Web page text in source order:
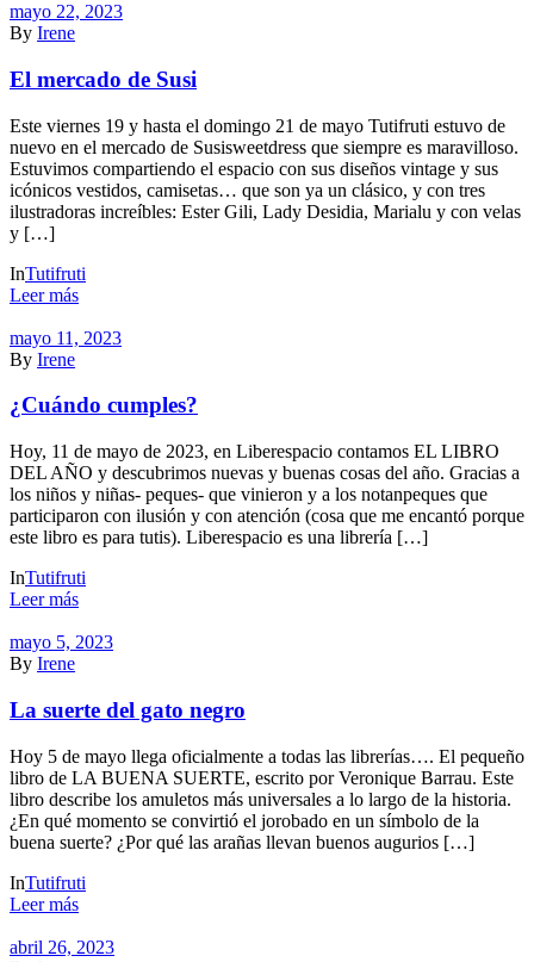
mayo 22, 2023
By Irene
El mercado de Susi
Este viernes 19 y hasta el domingo 21 de mayo Tutifruti estuvo de
nuevo en el mercado de Susisweetdress que siempre es maravilloso.
Estuvimos compartiendo el espacio con sus diseños vintage y sus
icónicos vestidos, camisetas… que son ya un clásico, y con tres
ilustradoras increíbles: Ester Gili, Lady Desidia, Marialu y con velas
y […]
InTutifruti
Leer más
mayo 11, 2023
By Irene
¿Cuándo cumples?
Hoy, 11 de mayo de 2023, en Liberespacio contamos EL LIBRO
DEL AÑO y descubrimos nuevas y buenas cosas del año. Gracias a
los niños y niñas- peques- que vinieron y a los notanpeques que
participaron con ilusión y con atención (cosa que me encantó porque
este libro es para tutis). Liberespacio es una librería […]
InTutifruti
Leer más
mayo 5, 2023
By Irene
La suerte del gato negro
Hoy 5 de mayo llega oficialmente a todas las librerías…. El pequeño
libro de LA BUENA SUERTE, escrito por Veronique Barrau. Este
libro describe los amuletos más universales a lo largo de la historia.
¿En qué momento se convirtió el jorobado en un símbolo de la
buena suerte? ¿Por qué las arañas llevan buenos augurios […]
InTutifruti
Leer más
abril 26, 2023